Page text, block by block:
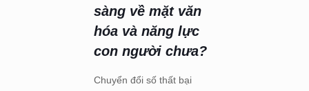
sàng về mặt văn
hóa và năng lực
con người chưa?
Chuyển đổi số thất bại